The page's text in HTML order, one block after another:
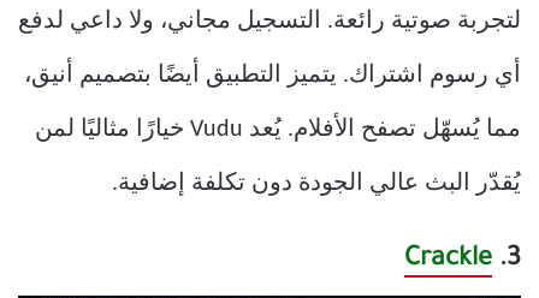
لتجربة صوتية رائعة. التسجيل مجاني، ولا داعي لدفع
أي رسوم اشتراك. يتميز التطبيق أيضًا بتصميم أنيق،
مما يُسهّل تصفح الأفلام. يُعد Vudu خيارًا مثاليًا لمن
يُقدّر البث عالي الجودة دون تكلفة إضافية.
3.
Crackle